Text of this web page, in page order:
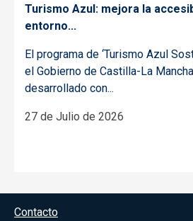
Turismo Azul: mejora la
entorno...
El programa de ‘Turismo Azul
el Gobierno de Castilla-La
desarrollado con...
27 de Julio de 2026
Menú del pie
Contacto